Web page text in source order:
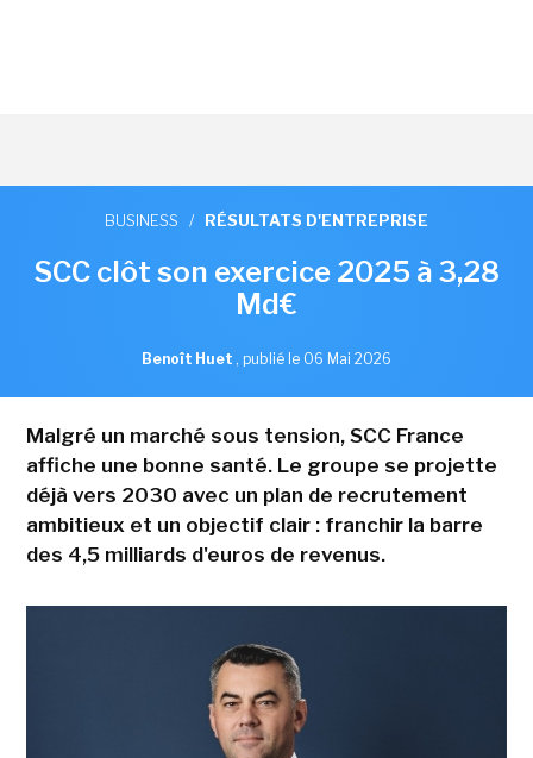
BUSINESS / RÉSULTATS D'ENTREPRISE
SCC clôt son exercice 2025 à 3,28
Md€
Benoît Huet , publié le 06 Mai 2026
Malgré un marché sous tension, SCC France
affiche une bonne santé. Le groupe se projette
déjà vers 2030 avec un plan de recrutement
ambitieux et un objectif clair : franchir la barre
des 4,5 milliards d'euros de revenus.